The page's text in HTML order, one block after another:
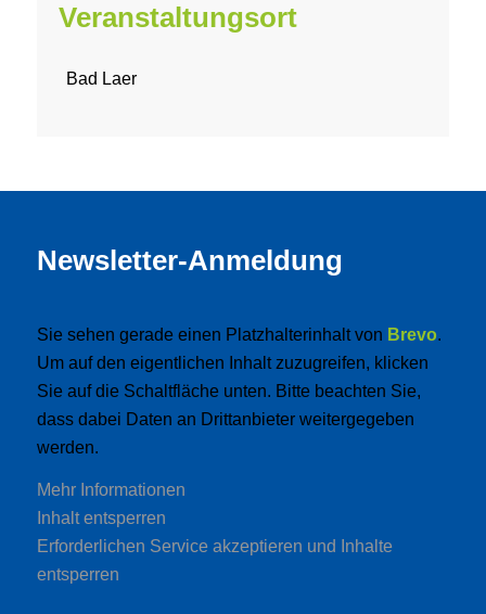
Veranstaltungsort
Bad Laer
Newsletter-Anmeldung
Sie sehen gerade einen Platzhalterinhalt von Brevo.
Um auf den eigentlichen Inhalt zuzugreifen, klicken
Sie auf die Schaltfläche unten. Bitte beachten Sie,
dass dabei Daten an Drittanbieter weitergegeben
werden.
Mehr Informationen
Inhalt entsperren
Erforderlichen Service akzeptieren und Inhalte
entsperren